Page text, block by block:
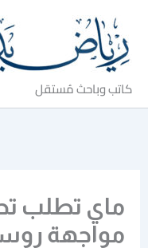
المحتوى
كاتب وباحث مُستقل
ماي تطلب
مواجهة